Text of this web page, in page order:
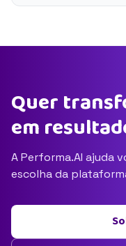
Quer
em
A Performa.AI ajuda
escolha da